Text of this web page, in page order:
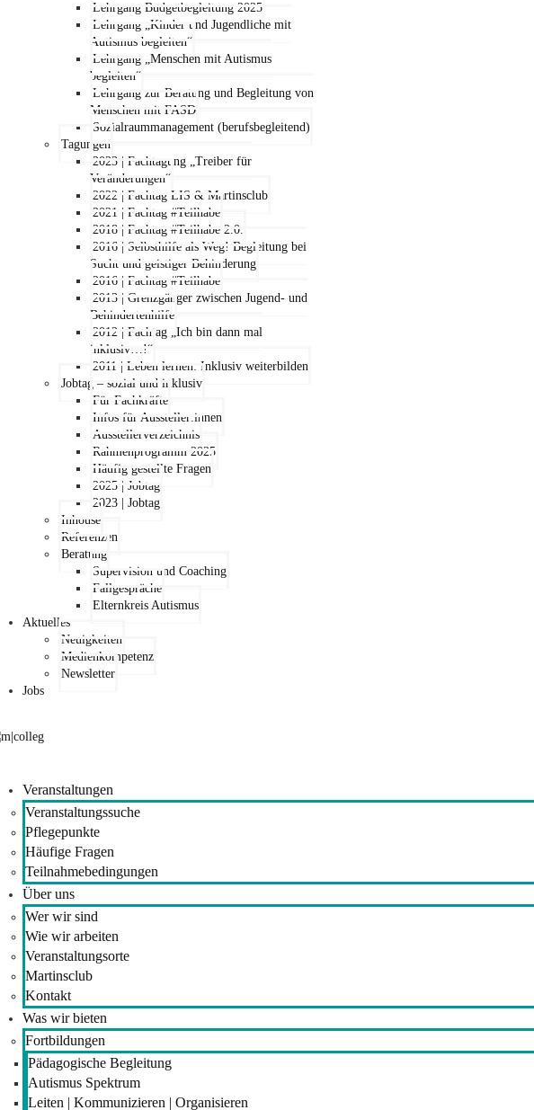
Lehrgang Budgetbegleitung 2025
Lehrgang „Kinder und Jugendliche mit
Autismus begleiten“
Lehrgang „Menschen mit Autismus
begleiten“
Lehrgang zur Beratung und Begleitung von
Menschen mit FASD
Sozialraummanagement (berufsbegleitend)
Tagungen
2023 | Fachtagung „Treiber für
Veränderungen“
2022 | Fachtag LIS & Martinsclub
2021 | Fachtag #Teilhabe
2018 | Fachtag #Teilhabe 2.0.
2016 | Selbsthilfe als Weg! Begleitung bei
Sucht und geistiger Behinderung
2016 | Fachtag #Teilhabe
2013 | Grenzgänger zwischen Jugend- und
Behindertenhilfe
2012 | Fachtag „Ich bin dann mal
inklusiv…!“
2011 | Leben lernen: Inklusiv weiterbilden
Jobtag – sozial und inklusiv
Für Fachkräfte
Infos für Aussteller:innen
Ausstellerverzeichnis
Rahmenprogramm 2025
Häufig gestellte Fragen
2025 | Jobtag
2023 | Jobtag
Inhouse
Referenzen
Beratung
Supervision und Coaching
Fallgespräche
Elternkreis Autismus
Aktuelles
Neuigkeiten
Medienkompetenz
Newsletter
Jobs
Veranstaltungen
Veranstaltungssuche
Pflegepunkte
Häufige Fragen
Teilnahmebedingungen
Über uns
Wer wir sind
Wie wir arbeiten
Veranstaltungsorte
Martinsclub
Kontakt
Was wir bieten
Fortbildungen
Pädagogische Begleitung
Autismus Spektrum
Leiten | Kommunizieren | Organisieren